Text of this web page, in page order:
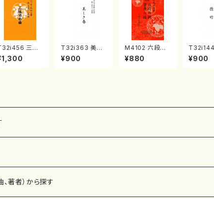
三絃
奏曲（尺八/中
島欣一/楽譜）
T32i363 美し
き春（尺八/久本
玄智/楽譜）都山
¥900
M4102 六段の
調 雲井六段
（箏/宮城道雄
¥880
（尺八/一
尺八/都山
¥900
、著者）から探す